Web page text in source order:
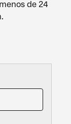
de 24